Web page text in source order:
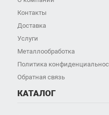
Контакты
Доставка
Услуги
Металлообработка
Политика
Обратная связь
КАТАЛОГ